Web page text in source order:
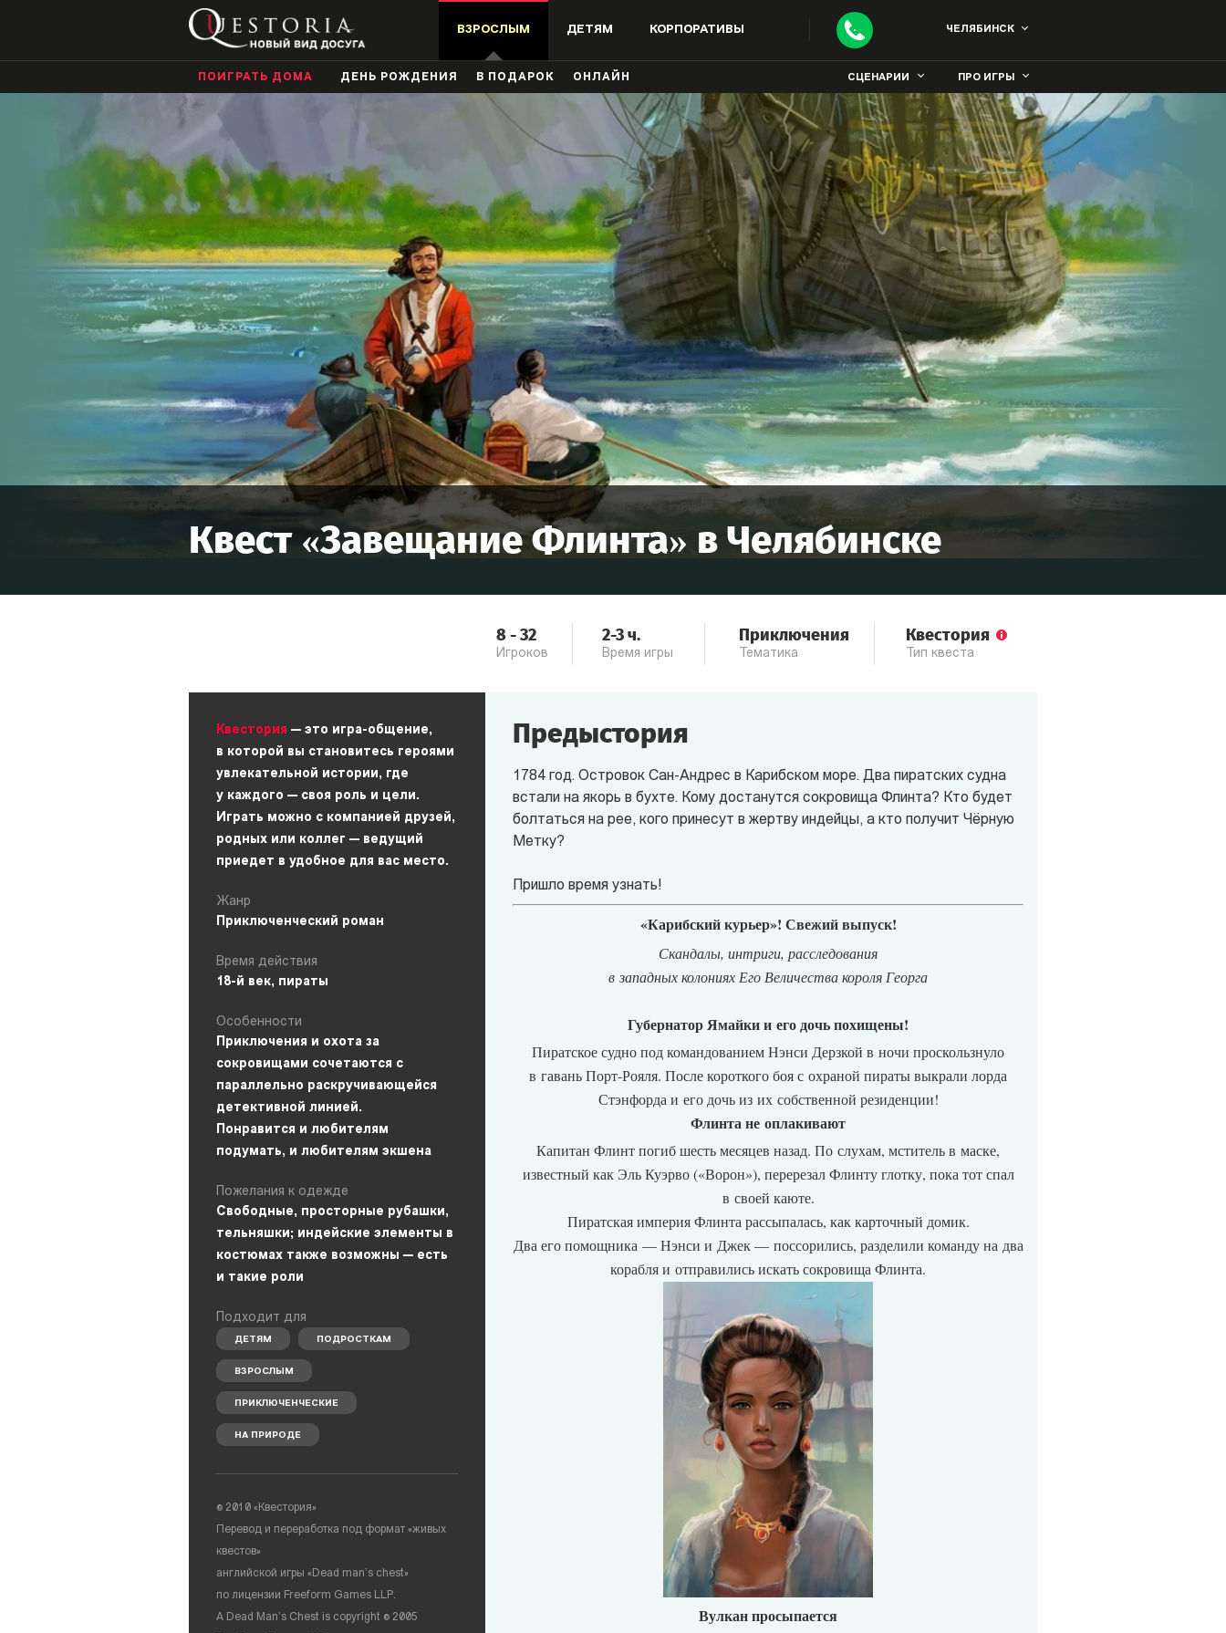
ВЗРОСЛЫМ ДЕТЯМ КОРПОРАТИВЫ ЧЕЛЯБИНСК
ПОИГРАТЬ ДОМА ДЕНЬ РОЖДЕНИЯ В ПОДАРОК ОНЛАЙН СЦЕНАРИИ ПРО ИГРЫ
Квест «Завещание Флинта» в Челябинске
8-32
Игроков
2-3ч.
Время игры
Приключения
Тематика
Квестория
Тип квеста
Квестория — это игра-общение,
в которой вы становитесь героями
увлекательной истории, где
у каждого — своя роль и цели.
Играть можно с компанией друзей,
родных или коллег — ведущий
приедет в удобное для вас место.
Жанр
Приключенческий роман
Время действия
18-й век, пираты
Особенности
Приключения и охота за
сокровищами сочетаются с
параллельно раскручивающейся
детективной линией.
Понравится и любителям
подумать, и любителям экшена
Пожелания к одежде
Свободные, просторные рубашки,
тельняшки; индейские элементы в
костюмах также возможны — есть
и такие роли
Подходит для
ДЕТЯМ ПОДРОСТКАМ
ВЗРОСЛЫМ
ПРИКЛЮЧЕНЧЕСКИЕ
НА ПРИРОДЕ
© 2010 «Квестория»
Перевод и переработка под формат «живых
квестов»
английской игры «Dead man’s chest»
по лицензии Freeform Games LLP.
A Dead Man’s Chest is copyright © 2005
Предыстория
1784 год. Островок Сан-Андрес в Карибском море. Два пиратских судна
встали на якорь в бухте. Кому достанутся сокровища Флинта? Кто будет
болтаться на рее, кого принесут в жертву индейцы, а кто получит Чёрную
Метку?
Пришло время узнать!
«Карибский курьер»! Свежий выпуск!
Скандалы, интриги, расследования
в западных колониях Его Величества короля Георга
Губернатор Ямайки и его дочь похищены!
Пиратское судно под командованием Нэнси Дерзкой в ночи проскользнуло
в гавань Порт-Рояля. После короткого боя с охраной пираты выкрали лорда
Стэнфорда и его дочь из их собственной резиденции!
Флинта не оплакивают
Капитан Флинт погиб шесть месяцев назад. По слухам, мститель в маске,
известный как Эль Куэрво («Ворон»), перерезал Флинту глотку, пока тот спал
в своей каюте.
Пиратская империя Флинта рассыпалась, как карточный домик.
Два его помощника — Нэнси и Джек— поссорились, разделили команду на два
корабля и отправились искать сокровища Флинта.
Вулкан просыпается